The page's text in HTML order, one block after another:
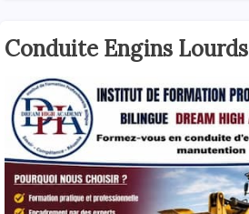
Conduite Engins Lourds